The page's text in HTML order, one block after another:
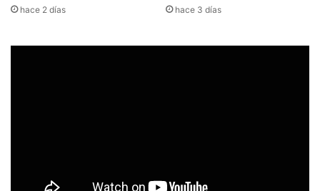
hace 2 días hace 3 días